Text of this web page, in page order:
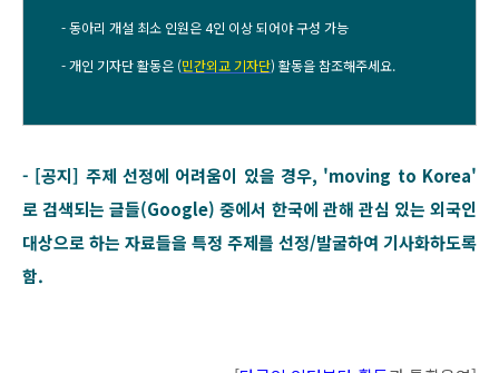
- 동아리 개설 최소 인원은 4인 이상 되어야 구성 가능
- 개인 기자단 활동은 (민간외교 기자단) 활동을 참조해주세요.
- [공지] 주제 선정에 어려움이 있을 경우, 'moving to Korea'
로 검색되는 글들(Google) 중에서 한국에 관해 관심 있는 외국인
대상으로 하는 자료들을 특정 주제를 선정/발굴하여 기사화하도록
함.